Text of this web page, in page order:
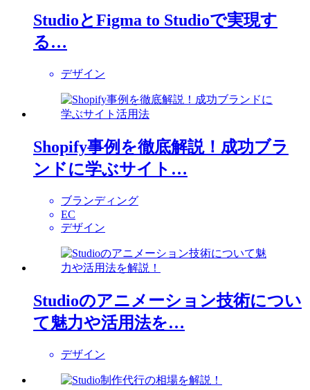
StudioとFigma to Studioで実現す
る…
デザイン
Shopify事例を徹底解説！成功ブラ
ンドに学ぶサイト…
ブランディング
EC
デザイン
Studioのアニメーション技術につい
て魅力や活用法を…
デザイン